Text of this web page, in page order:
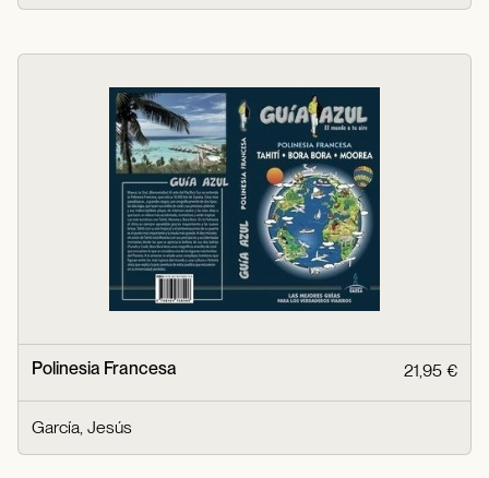
Polinesia Francesa 21,95 €
García, Jesús